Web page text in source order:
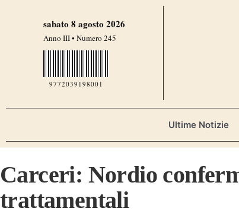
sabato 8 agosto 2026
Anno III • Numero 245
9772039198001
Ultime Notizie
Carceri: Nordio
trattamentali